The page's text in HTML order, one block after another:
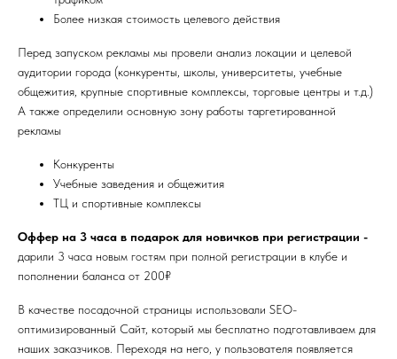
Более низкая стоимость целевого действия
Перед запуском рекламы мы провели анализ локации и целевой
аудитории города (конкуренты, школы, университеты, учебные
общежития, крупные спортивные комплексы, торговые центры и т.д.)
А также определили основную зону работы таргетированной
рекламы
Конкуренты
Учебные заведения и общежития
ТЦ и спортивные комплексы
Оффер на 3 часа в подарок для новичков при регистрации -
дарили 3 часа новым гостям при полной регистрации в клубе и
пополнении баланса от 200₽
В качестве посадочной страницы использовали SEO-
оптимизированный Cайт, который мы бесплатно подготавливаем для
наших заказчиков. Переходя на него, у пользователя появляется